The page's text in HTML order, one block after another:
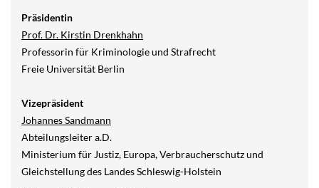
Präsidentin
Prof. Dr. Kirstin Drenkhahn
Professorin für Kriminologie und Strafrecht
Freie Universität Berlin
Vizepräsident
Johannes Sandmann
Abteilungsleiter a.D.
Ministerium für Justiz, Europa, Verbraucherschutz und
Gleichstellung des Landes Schleswig-Holstein